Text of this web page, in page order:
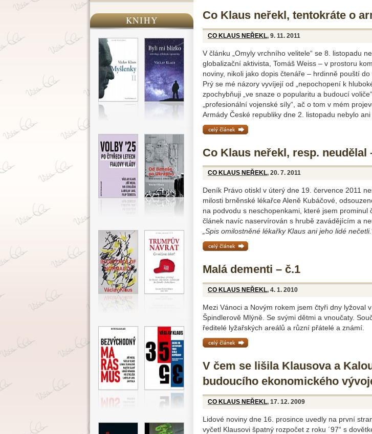
KNIHY Co Klaus neřekl, tentokráte o
CO KLAUS NEŘEKL, 9. 11. 2011
V článku „Omyly vrchního velitele“ se 8. listopadu
globalizační aktivista, Tomáš Weiss – v prostoru
noviny, nikoli jako dopis čtenáře – hrdinně pouští
Prý se mé názory vyvíjejí od „nepochopení k
zpochybňuji „ve snaze o popularitu a budoucí
„profesionální vojenské síly“, ač o tom v mém
Armády České republiky dne 2. listopadu nebylo ani
celý článek »
Co Klaus neřekl, resp. neudělal
CO KLAUS NEŘEKL, 20. 7. 2011
Deník Právo otiskl v úterý dne 19. července 2011
milosti brněnské lékařce Aleně Kubáčové,
na podvodu s neschopenkami, které jsem prominul
článek navíc naservírován s hrubě zavádějícím a
„Spis omilostněné lékařky Klaus ani jeho lidé
celý článek »
Malá dementi – č.1
CO KLAUS NEŘEKL, 4. 1. 2010
Mezi Vánoci a Novým rokem jsem čtyři dny lyžoval
Špindlerově Mlýně. Se svými dětmi a vnoučaty.
ředitelé lyžařských areálů a různí přátelé a známí.
celý článek »
V čem se lišila Klausova a
budoucího ekonomického
CO KLAUS NEŘEKL, 17. 12. 2009
Lidové noviny dne 16. prosince uvedly na první
vyčetl Klausovi špatný rozpočet z roku ´97“ s